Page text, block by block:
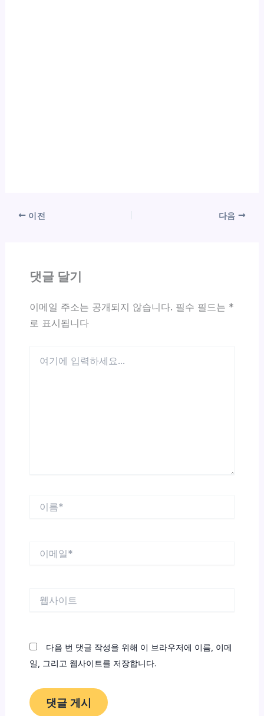
이전 다음
댓글 달기
이메일 주소는 공개되지 않습니다. 필수 필드는 *
로 표시됩니다
다음 번 댓글 작성을 위해 이 브라우저에 이름, 이메
일, 그리고 웹사이트를 저장합니다.